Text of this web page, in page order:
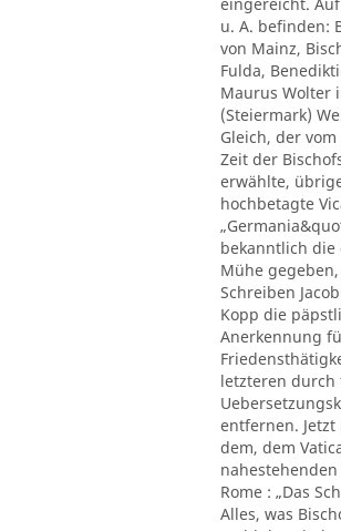
u. A. befinden:
von Mainz,
Fulda,
Maurus Wolter
(Steiermark)
Gleich, der
Zeit der
erwählte,
hochbetagte
bekanntlich die
Mühe
Schreiben
Kopp die
Anerkennung
letzteren
entfernen.
dem, dem
Rome : „Das
Alles, was